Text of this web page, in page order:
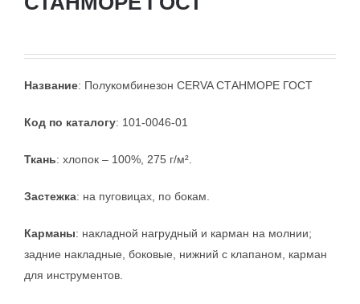
Название: Полукомбинезон CERVA СТАНМОРЕ ГОСТ
Код по каталогу: 101-0046-01
Ткань: хлопок – 100%, 275 г/м².
Застежка: на пуговицах, по бокам.
Карманы: накладной нагрудный и карман на молнии;
задние накладные, боковые, нижний с клапаном, карман
для инструментов.